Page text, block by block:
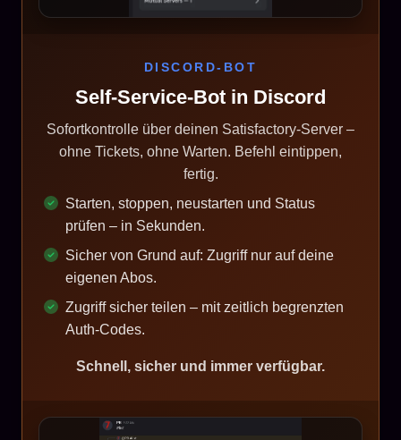
DISCORD-BOT
Self-Service-Bot in Discord
Sofortkontrolle über deinen Satisfactory-Server –
ohne Tickets, ohne Warten. Befehl eintippen,
fertig.
Starten, stoppen, neustarten und Status
prüfen – in Sekunden.
Sicher von Grund auf: Zugriff nur auf deine
eigenen Abos.
Zugriff sicher teilen – mit zeitlich begrenzten
Auth-Codes.
Schnell, sicher und immer verfügbar.